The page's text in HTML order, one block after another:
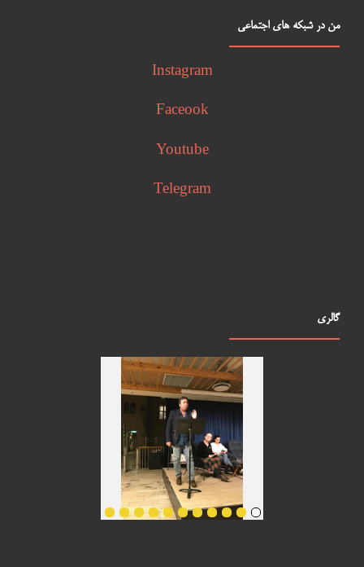
من در شبکه های اجتماعی
Instagram
Faceook
Youtube
Telegram
گالری